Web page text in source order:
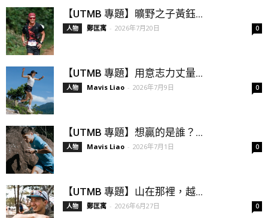
【UTMB 專題】曠野之子黃鈺...
人物 鄭匡寓 - 2026年7月20日 0
【UTMB 專題】用意志力丈量...
人物 Mavis Liao - 2026年7月9日 0
【UTMB 專題】想贏的是誰？...
人物 Mavis Liao - 2026年7月1日 0
【UTMB 專題】山在那裡，越...
人物 鄭匡寓 - 2026年6月27日 0